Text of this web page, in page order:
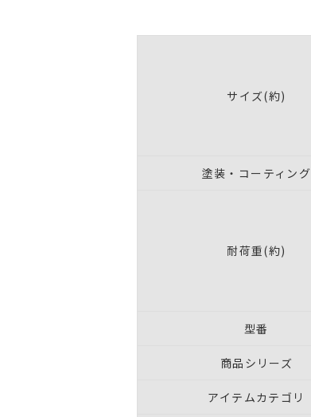
サイズ(約)
塗装・コーティング
耐荷重(約)
型番
商品シリーズ
アイテムカテゴリ